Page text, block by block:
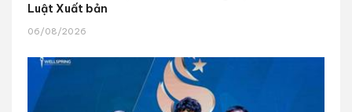
Luật Xuất bản
06/08/2026